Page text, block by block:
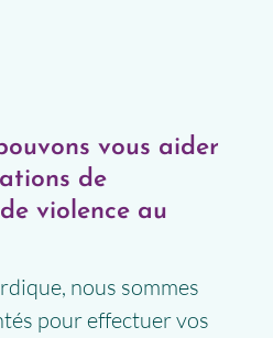
vous aider
de
violence au
nous sommes
pour effectuer vos